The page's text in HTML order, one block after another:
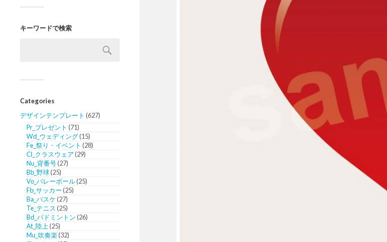
キーワードで検索
Categories
デザインテンプレート (627)
Pr_プレゼント (71)
Wd_ウェディング(15)
Fe_祭り・イベント (28)
Cl_クラスウェア(29)
Nu_背番号(27)
Bb_野球(25)
Vo_バレーボール(25)
Fb_サッカー(25)
Ba_バスケ(27)
Te_テニス(25)
Bd_バドミントン(26)
At_陸上(25)
Mu_吹奏楽(32)